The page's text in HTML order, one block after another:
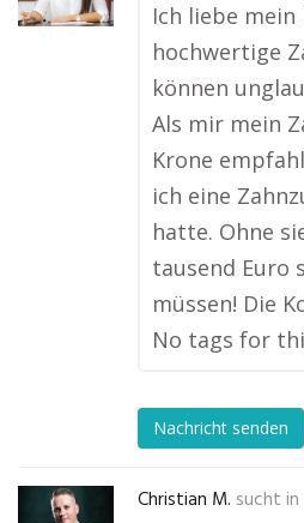
Ich liebe mein
hochwertige
können
Als mir mein
Krone
ich eine
hatte. Ohne
tausend Euro
müssen! Die
No tags for
Nachricht senden
Christian M. sucht in